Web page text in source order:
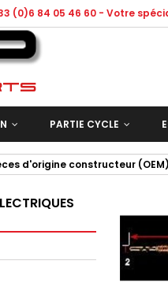
(0)6 84 05 46 60 - Votre
PARTIE CYCLE
d'origine constructeur (OEM)